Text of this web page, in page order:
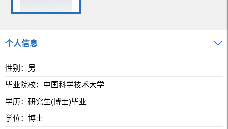
个人信息
性别：男
毕业院校：中国科学技术大学
学历：研究生(博士)毕业
学位：博士